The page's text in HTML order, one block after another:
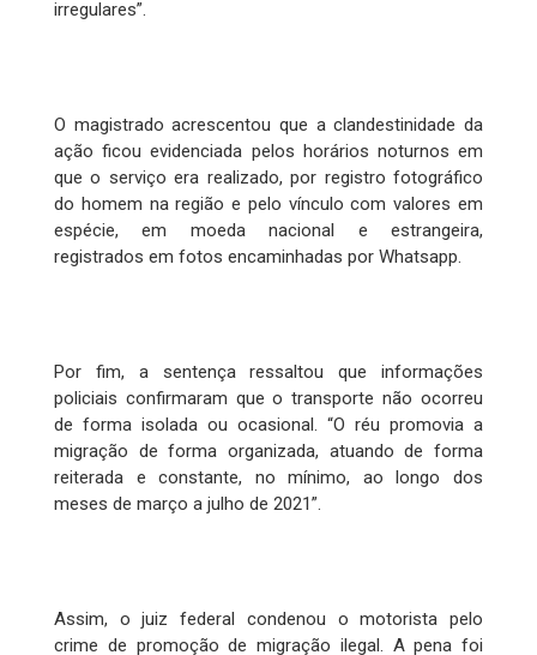
irregulares”.
O magistrado acrescentou que a clandestinidade da
ação ficou evidenciada pelos horários noturnos em
que o serviço era realizado, por registro fotográfico
do homem na região e pelo vínculo com valores em
espécie, em moeda nacional e estrangeira,
registrados em fotos encaminhadas por Whatsapp.
Por fim, a sentença ressaltou que informações
policiais confirmaram que o transporte não ocorreu
de forma isolada ou ocasional. “O réu promovia a
migração de forma organizada, atuando de forma
reiterada e constante, no mínimo, ao longo dos
meses de março a julho de 2021”.
Assim, o juiz federal condenou o motorista pelo
crime de promoção de migração ilegal. A pena foi